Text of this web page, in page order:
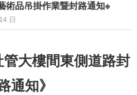
術品吊掛作業暨封路通知※
日
管大樓間東側道路封
通知》